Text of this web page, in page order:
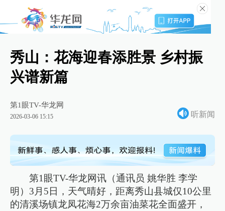
秀山：花海迎春添胜景 乡村振
兴谱新篇
第1眼TV-华龙网
2026-03-06 15:15 听新闻
第1眼TV-华龙网讯（通讯员 姚华胜 李学
明）3月5日，天气晴好，距离秀山县城仅10公里
的清溪场镇龙凤花海2万余亩油菜花全面盛开，